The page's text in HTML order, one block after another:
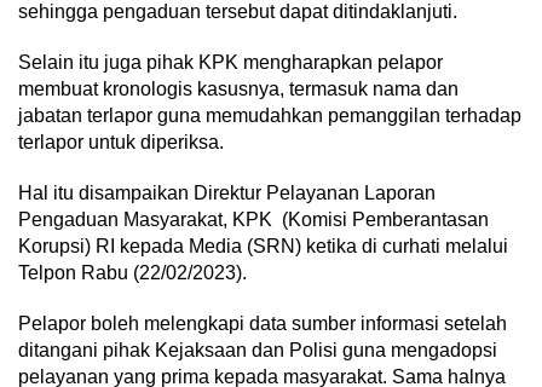
sehingga pengaduan tersebut dapat ditindaklanjuti.
Selain itu juga pihak KPK mengharapkan pelapor
membuat kronologis kasusnya, termasuk nama dan
jabatan terlapor guna memudahkan pemanggilan terhadap
terlapor untuk diperiksa.
Hal itu disampaikan Direktur Pelayanan Laporan
Pengaduan Masyarakat, KPK (Komisi Pemberantasan
Korupsi) RI kepada Media (SRN) ketika di curhati melalui
Telpon Rabu (22/02/2023).
Pelapor boleh melengkapi data sumber informasi setelah
ditangani pihak Kejaksaan dan Polisi guna mengadopsi
pelayanan yang prima kepada masyarakat. Sama halnya